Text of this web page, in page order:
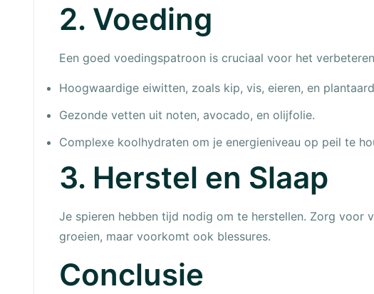
2. Voeding
Een goed voedingspatroon is cruciaal voor het
Hoogwaardige eiwitten, zoals kip, vis, eieren, en
Gezonde vetten uit noten, avocadо, en olijfolie.
Complexe koolhydraten om je energieniveau op peil te
3. Herstel en Slaap
Je spieren hebben tijd nodig om te herstellen. Zorg voor
groeien, maar voorkomt ook blessures.
Conclusie